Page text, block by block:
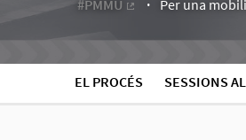
#PMMU
Per una
EL PROCÉS SESSIONS